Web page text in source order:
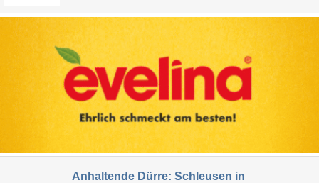
Anhaltende Dürre: Schleusen in